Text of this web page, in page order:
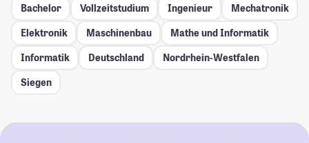
Bachelor
Vollzeitstudium Ingenieur
Mechatronik
Elektronik
Maschinenbau
Mathe und Informatik
Informatik
Deutschland
Nordrhein-Westfalen
Siegen